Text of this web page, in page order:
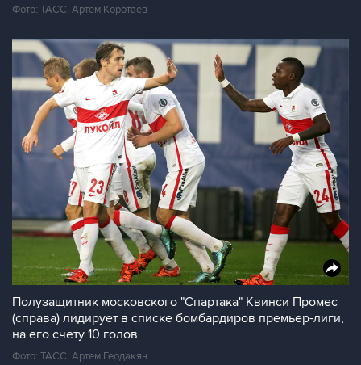
Фото: ТАСС, Артем Коротаев
Полузащитник московского "Спартака" Квинси Промес
(справа) лидирует в списке бомбардиров премьер-лиги,
на его счету 10 голов
Фото: ТАСС, Артем Геодакян